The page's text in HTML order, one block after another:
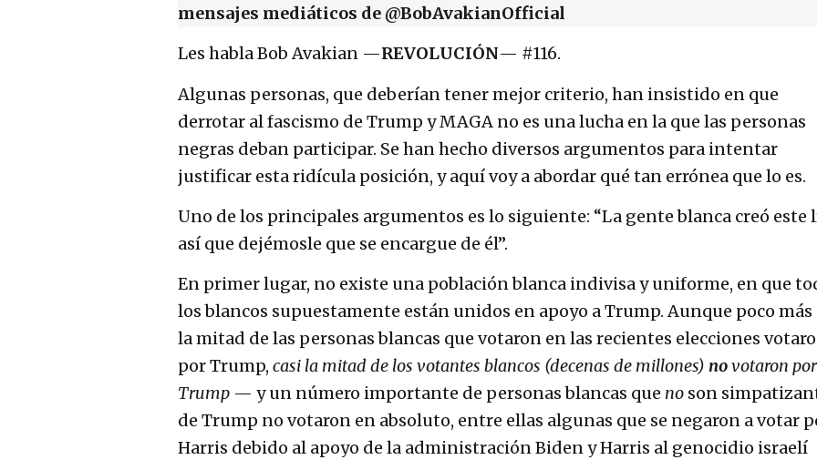
mensajes mediáticos de @BobAvakianOfficial
Les habla Bob Avakian —REVOLUCIÓN— #116.
Algunas personas, que deberían tener mejor criterio, han insistido en que
derrotar al fascismo de Trump y MAGA no es una lucha en la que las personas
negras deban participar. Se han hecho diversos argumentos para intentar
justificar esta ridícula posición, y aquí voy a abordar qué tan errónea que lo es.
Uno de los principales argumentos es lo siguiente: “La gente blanca creó este
así que dejémosle que se encargue de él”.
En primer lugar, no existe una población blanca indivisa y uniforme, en que
los blancos supuestamente están unidos en apoyo a Trump. Aunque poco más
la mitad de las personas blancas que votaron en las recientes elecciones
por Trump, casi la mitad de los votantes blancos (decenas de millones) novotaron por
Trump — y un número importante de personas blancas que no son
de Trump no votaron en absoluto, entre ellas algunas que se negaron a votar
Harris debido al apoyo de la administración Biden y Harris al genocidio israelí